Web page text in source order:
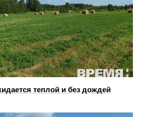
теплой и без дождей